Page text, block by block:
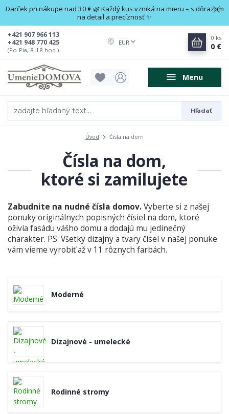
Darček pri nákupe nad 30 € 🌿 Každý kus vzniká na mieru – s dôrazom
na detail a precíznosť ✨
Menu
EUR
Hľadať
+421 948 770 425
+421 907 966 113
(Po-Pia, 8-18 hod.)
0 ks
0 €
Úvod Čísla na dom
Čísla na dom,
ktoré si zamilujete
Zabudnite na nudné čísla domov.Vyberte si z našej
ponuky originálnych popisných čísiel na dom, ktoré
oživia fasádu vášho domu a dodajú mu jedinečný
charakter. PS: Všetky dizajny a tvary čísel v našej ponuke
vám vieme vyrobiť až v 11 rôznych farbách.
Moderné
Dizajnové - umelecké
Rodinné stromy